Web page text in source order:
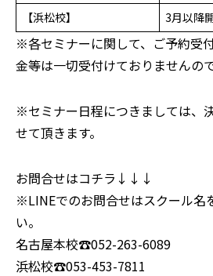
【浜松校】
3月以降
※各セミナーに関して、ご予約受
金等は一切受付けておりませんの
※セミナー日程につきましては、
せて頂きます。
お問合せはコチラ↓↓↓
※LINEでのお問合せはスクール名
い。
名古屋本校☎052-263-6089
浜松校☎053-453-7811